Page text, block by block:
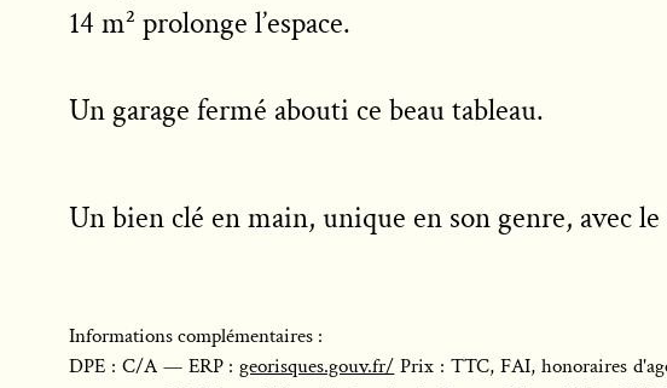
14 m² prolonge l’espace.
Un garage fermé abouti ce beau tableau.
Un bien clé en main, unique en son genre, avec
Informations complémentaires :
DPE : C/A — ERP :georisques.gouv.fr/ Prix : TTC, FAI, honoraires